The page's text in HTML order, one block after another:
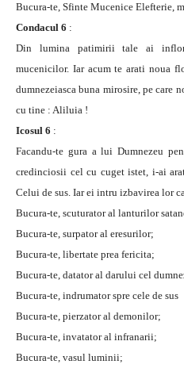
Bucura-te, Sfinte Mucenice Elefterie,
Condacul 6 :
Din lumina patimirii tale ai
mucenicilor. Iar acum te arati noua
dumnezeiasca buna mirosire, pe care
cu tine : Aliluia !
Icosul 6 :
Facandu-te gura a lui Dumnezeu
credinciosii cel cu cuget istet, i-ai
Celui de sus. Iar ei intru izbavirea lor
Bucura-te, scuturator al lanturilor
Bucura-te, surpator al eresurilor;
Bucura-te, libertate prea fericita;
Bucura-te, datator al darului cel
Bucura-te, indrumator spre cele de sus
Bucura-te, pierzator al demonilor;
Bucura-te, invatator al infranarii;
Bucura-te, vasul luminii;